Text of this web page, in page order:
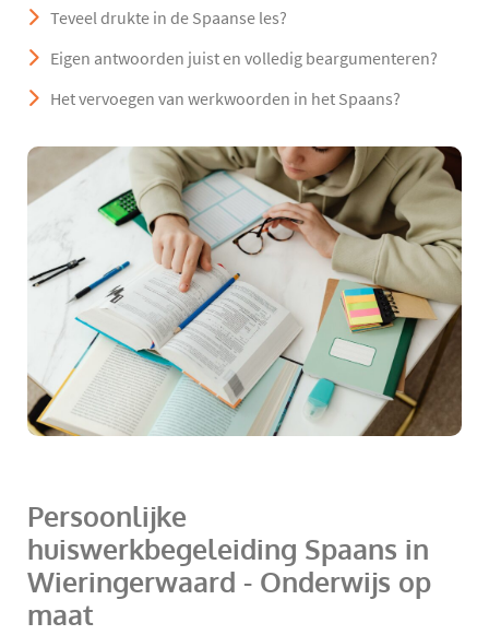
Teveel drukte in de Spaanse les?
Eigen antwoorden juist en volledig beargumenteren?
Het vervoegen van werkwoorden in het Spaans?
Persoonlijke
huiswerkbegeleiding Spaans in
Wieringerwaard - Onderwijs op
maat